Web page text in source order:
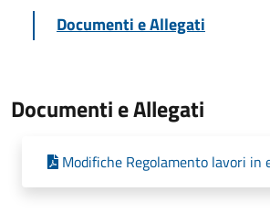
Documenti e Allegati
Documenti e Allegati
Modifiche Regolamento lavori in